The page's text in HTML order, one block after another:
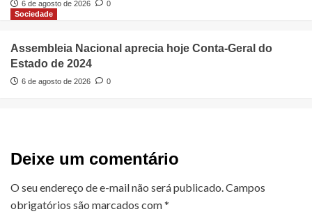
6 de agosto de 2026
0
Sociedade
Assembleia Nacional aprecia hoje Conta-Geral do
Estado de 2024
6 de agosto de 2026 0
Deixe um comentário
O seu endereço de e-mail não será publicado.Campos
obrigatórios são marcados com*